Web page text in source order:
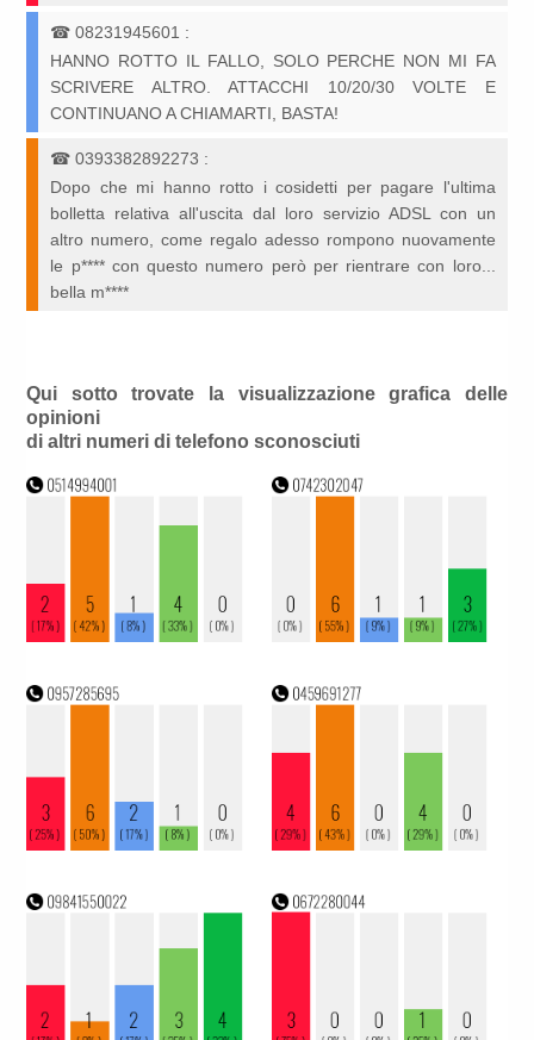
☎08231945601 :
HANNO ROTTO IL FALLO, SOLO PERCHE NON MI FA
SCRIVERE ALTRO. ATTACCHI 10/20/30 VOLTE E
CONTINUANO A CHIAMARTI, BASTA!
☎0393382892273 :
Dopo che mi hanno rotto i cosidetti per pagare l'ultima
bolletta relativa all'uscita dal loro servizio ADSL con un
altro numero, come regalo adesso rompono nuovamente
le p**** con questo numero però per rientrare con loro...
bella m****
Qui sotto trovate la visualizzazione grafica delle
opinioni
di altri numeri di telefono sconosciuti